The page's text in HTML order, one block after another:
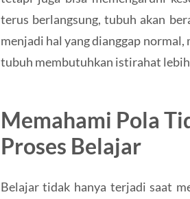
terus berlangsung, tubuh akan
menjadi hal yang dianggap
tubuh membutuhkan istirahat
Memahami Pola
Proses Belajar
Belajar tidak hanya terjadi saat